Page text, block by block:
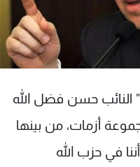
النائب حسن فضل الله
أزمات، من بينها
في حزب الله